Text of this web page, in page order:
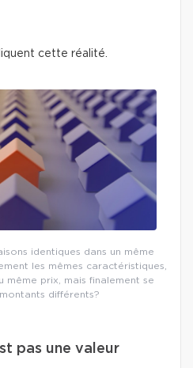
cette réalité.
identiques dans un même
les mêmes caractéristiques,
même prix, mais finalement se
différents?
pas une valeur